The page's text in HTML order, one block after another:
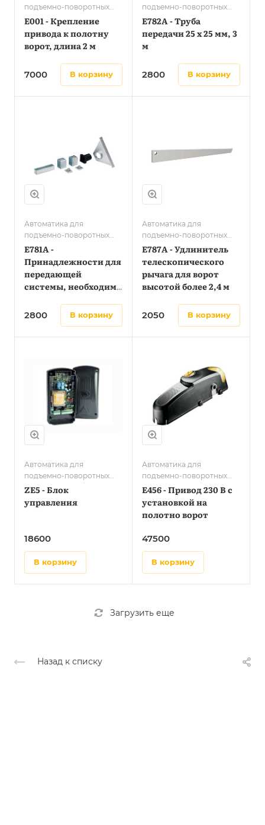
подъемно-поворотных
ворот
E001 - Крепление
привода к полотну
ворот, длина 2 м
7000 в корзину
подъемно-поворотных
ворот
E782A - Труба
передачи 25 x 25 мм, 3
м
2800 в корзину
Автоматика для
подъемно-поворотных
ворот
E781A -
Принадлежности для
передающей
системы, необходимо
2800 в корзину
Автоматика для
подъемно-поворотных
ворот
E787A - Удлинитель
телескопического
рычага для ворот
высотой более 2,4 м
2050 в корзину
Автоматика для
подъемно-поворотных
ворот
ZE5 - Блок
управления
18600
в корзину
Автоматика для
подъемно-поворотных
ворот
E456 - Привод 230 В с
установкой на
полотно ворот
47500
в корзину
Загрузить еще
Назад к списку